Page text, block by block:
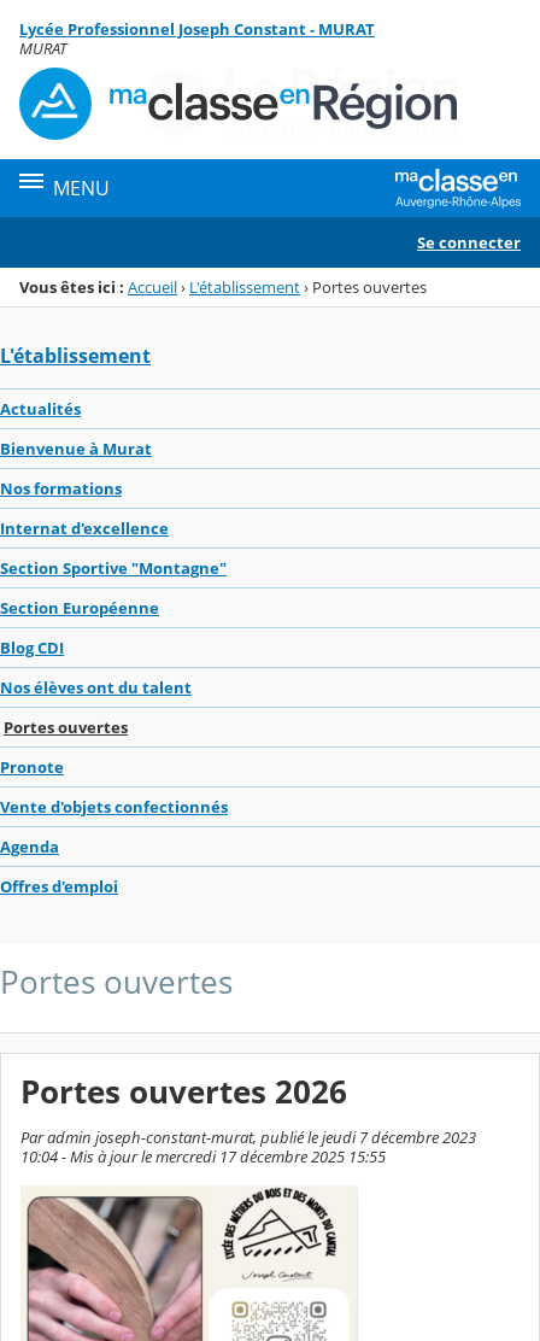
Menu de la rubrique
Contenu
Lycée Professionnel Joseph Constant - MURAT
MURAT
MENU
Se connecter
Vous êtes ici : Accueil› L'établissement› Portes ouvertes
L'établissement
Actualités
Bienvenue à Murat
Nos formations
Internat d'excellence
Section Sportive "Montagne"
Section Européenne
Blog CDI
Nos élèves ont du talent
Portes ouvertes
Pronote
Vente d'objets confectionnés
Agenda
Offres d'emploi
Portes ouvertes
Portes ouvertes 2026
Par admin joseph-constant-murat, publié le jeudi 7 décembre 2023
10:04 - Mis à jour le mercredi 17 décembre 2025 15:55